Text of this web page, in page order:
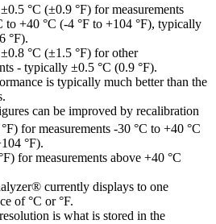
°C (±0.9 °F) for measurements
to +40 °C (-4 °F to +104 °F), typically
°F).
°C (±1.5 °F) for other
- typically ±0.5 °C (0.9 °F).
is typically much better than the
can be improved by recalibration
for measurements -30 °C to +40 °C
°F).
for measurements above +40 °C
currently displays to one
of °C or °F.
is what is stored in the